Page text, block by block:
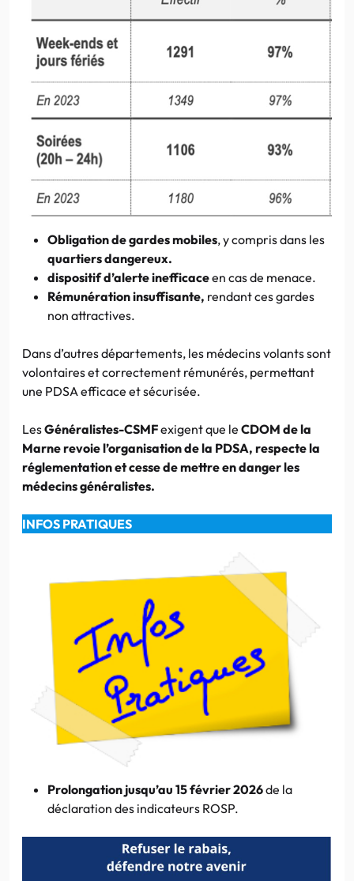
Obligation de gardes mobiles, y compris dans les
quartiers dangereux.
dispositif d’alerte inefficaceen cas de menace.
Rémunération insuffisante, rendant ces gardes
non attractives.
Dans d’autres départements, les médecins volants sont
volontaires et correctement rémunérés, permettant
une PDSA efficace et sécurisée.
LesGénéralistes-CSMFexigent que le CDOM de la
Marnerevoie l’organisation de la PDSA, respecte la
réglementationet cesse de mettre en danger les
médecins généralistes.
INFOS PRATIQUES
Prolongation jusqu’au 15 février 2026de la
déclaration des indicateurs ROSP.